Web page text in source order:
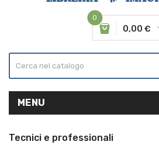
0
0,00 €
MENU
Tecnici e professionali